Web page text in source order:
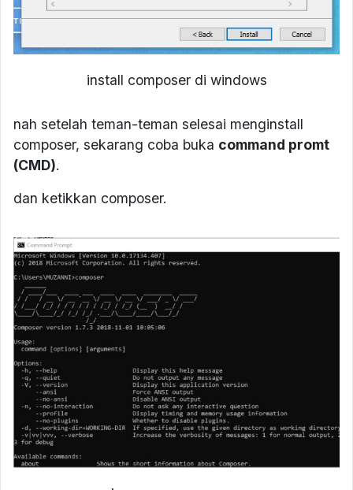
install composer di windows
nah setelah teman-teman selesai menginstall
composer, sekarang coba buka command promt
(CMD).
dan ketikkan composer.